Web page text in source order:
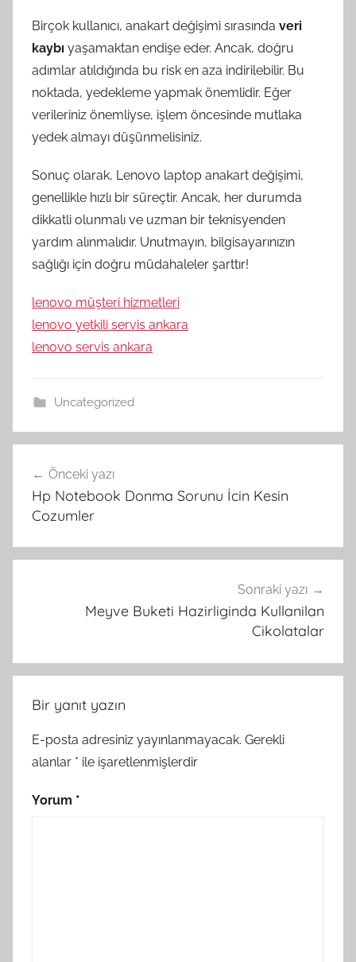
Birçok kullanıcı, anakart değişimi sırasında veri
kaybı yaşamaktan endişe eder. Ancak, doğru
adımlar atıldığında bu risk en aza indirilebilir. Bu
noktada, yedekleme yapmak önemlidir. Eğer
verileriniz önemliyse, işlem öncesinde mutlaka
yedek almayı düşünmelisiniz.
Sonuç olarak, Lenovo laptop anakart değişimi,
genellikle hızlı bir süreçtir. Ancak, her durumda
dikkatli olunmalı ve uzman bir teknisyenden
yardım alınmalıdır. Unutmayın, bilgisayarınızın
sağlığı için doğru müdahaleler şarttır!
lenovo müşteri hizmetleri
lenovo yetkili servis ankara
lenovo servis ankara
Uncategorized
gezinmesi
Önceki yazı
Hp Notebook Donma Sorunu İcin Kesin
Cozumler
Sonraki yazı
Meyve Buketi Hazirliginda Kullanilan
Cikolatalar
Bir yanıt yazın
E-posta adresiniz yayınlanmayacak. Gerekli
alanlar * ile işaretlenmişlerdir
Yorum *